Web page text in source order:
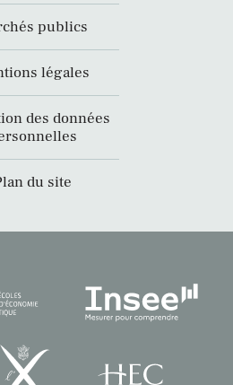
publics
légales
des données
du site